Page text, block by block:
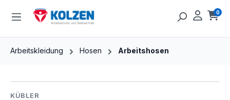
Zum Hauptinhalt springen 0
Arbeitskleidung Hosen Arbeitshosen
KÜBLER